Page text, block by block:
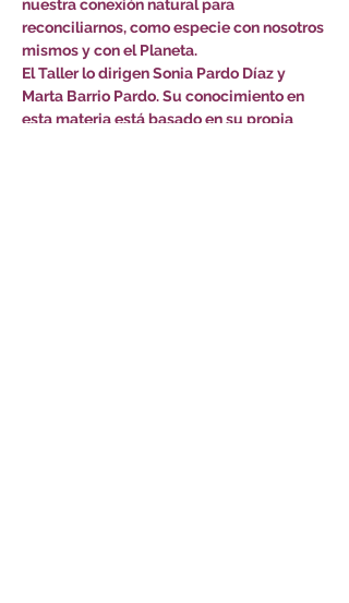
nuestra conexión natural para
reconciliarnos, como especie con nosotros
mismos y con el Planeta.
El Taller lo dirigen Sonia Pardo Díaz y
Marta Barrio Pardo. Su conocimiento en
esta materia está basado en su propia